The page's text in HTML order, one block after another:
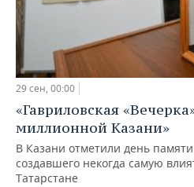
29 сен, 00:00
«Гавриловская
миллионной Казани»
В Казани отметили день
создавшего некогда самую
Татарстане